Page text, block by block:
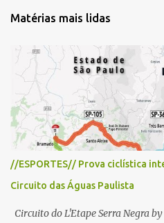
n
i
o
Matérias mais lidas
//ESPORTES// Prova ciclística
Circuito das Águas Paulista
Circuito do L'Etape Serra Negra